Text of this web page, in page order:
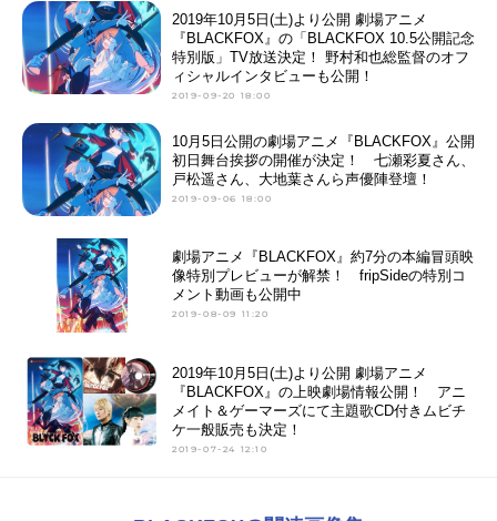
2019年10月5日(土)より公開 劇場アニメ
『BLACKFOX』の「BLACKFOX 10.5公開記念
特別版」TV放送決定！ 野村和也総監督のオフ
ィシャルインタビューも公開！
2019-09-20 18:00
10月5日公開の劇場アニメ『BLACKFOX』公開
初日舞台挨拶の開催が決定！ 七瀬彩夏さん、
戸松遥さん、大地葉さんら声優陣登壇！
2019-09-06 18:00
劇場アニメ『BLACKFOX』約7分の本編冒頭映
像特別プレビューが解禁！ fripSideの特別コ
メント動画も公開中
2019-08-09 11:20
2019年10月5日(土)より公開 劇場アニメ
『BLACKFOX』の上映劇場情報公開！ アニ
メイト＆ゲーマーズにて主題歌CD付きムビチ
ケ一般販売も決定！
2019-07-24 12:10